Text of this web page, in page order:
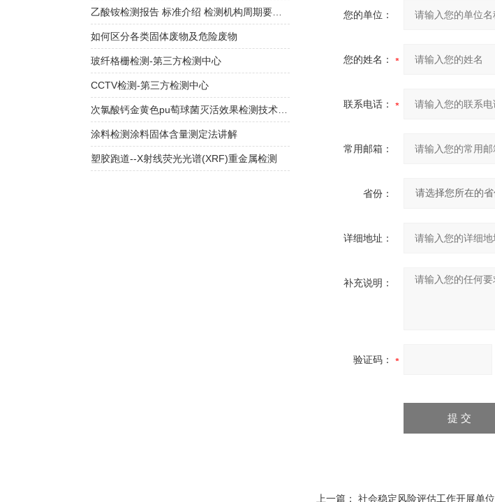
您的单位：
您的姓名：
联系电话：
常用邮箱：
省份：
详细地址：
补充说明：
验证码：
上一篇： 社会稳定风险评估工作开展单位
乙酸铵检测报告 标准介绍 检测机构周期要多久
如何区分各类固体废物及危险废物
玻纤格栅检测-第三方检测中心
CCTV检测-第三方检测中心
次氯酸钙金黄色pu萄球菌灭活效果检测技术规范与方法优化研究
涂料检测涂料固体含量测定法讲解
塑胶跑道--X射线荧光光谱(XRF)重金属检测